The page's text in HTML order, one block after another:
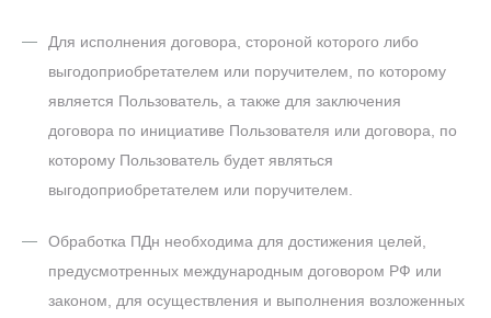
Для исполнения договора, стороной которого либо
выгодоприобретателем или поручителем, по которому
является Пользователь, а также для заключения
договора по инициативе Пользователя или договора, по
которому Пользователь будет являться
выгодоприобретателем или поручителем.
Обработка ПДн необходима для достижения целей,
предусмотренных международным договором РФ или
законом, для осуществления и выполнения возложенных